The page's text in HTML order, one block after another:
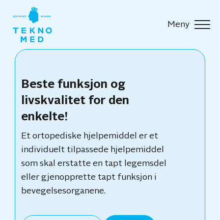
Meny
Beste funksjon og
livskvalitet for den
enkelte!
Et ortopediske hjelpemiddel er et
individuelt tilpassede hjelpemiddel
som skal erstatte en tapt legemsdel
eller gjenopprette tapt funksjon i
bevegelsesorganene.